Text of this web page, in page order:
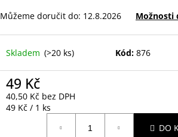
Můžeme doručit do: 12.8.2026 Možnosti
Skladem (>20 ks) Kód: 876
49 Kč
40,50 Kč bez DPH
Měrná
49 Kč / 1 ks
DO